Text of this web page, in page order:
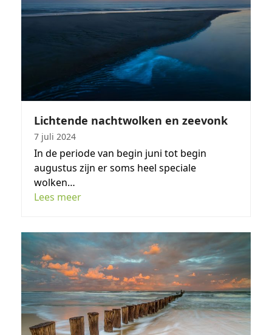
Lichtende nachtwolken en zeevonk
7 juli 2024
In de periode van begin juni tot begin
augustus zijn er soms heel speciale
wolken…
Lees meer